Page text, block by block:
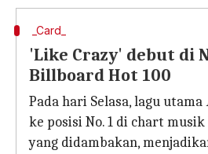
_Card_
'Like Crazy' debut di
Billboard Hot 100
Pada hari Selasa, lagu utama
ke posisi No. 1 di chart
yang didambakan,